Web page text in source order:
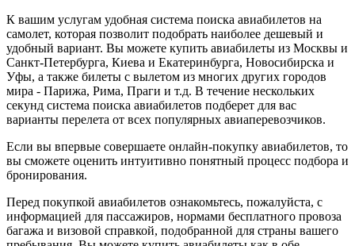
К вашим услугам удобная система поиска авиабилетов на
самолет, которая позволит подобрать наиболее дешевый и
удобный вариант. Вы можете купить авиабилеты из Москвы и
Санкт-Петербурга, Киева и Екатеринбурга, Новосибирска и
Уфы, а также билеты с вылетом из многих других городов
мира - Парижа, Рима, Праги и т.д. В течение нескольких
секунд система поиска авиабилетов подберет для вас
варианты перелета от всех популярных авиаперевозчиков.
Если вы впервые совершаете онлайн-покупку авиабилетов, то
вы сможете оценить интуитивно понятный процесс подбора и
бронирования.
Перед покупкой авиабилетов ознакомьтесь, пожалуйста, с
информацией для пассажиров, нормами бесплатного провоза
багажа и визовой справкой, подобранной для страны вашего